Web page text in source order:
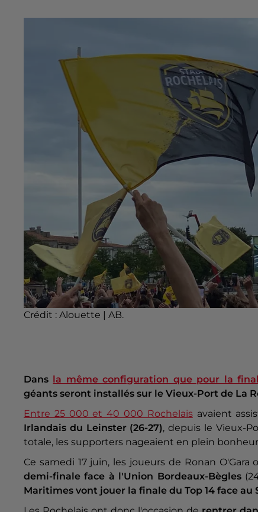
Crédit : Alouette | AB.
Dans la même configuration que pour la
géants seront installés sur le Vieux-Port de La
Entre 25 000 et 40 000 Rochelaisavaient
Irlandais du Leinster (26-27), depuis le Vieux-
totale, les supporters nageaient en plein
Ce samedi 17 juin, les joueurs de Ronan
demi-finale face à l'Union Bordeaux-Bègles
Maritimes vont jouer la finale du Top 14 face au